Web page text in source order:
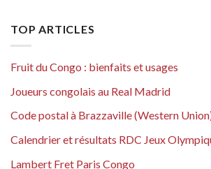
TOP ARTICLES
Fruit du Congo : bienfaits et usages
Joueurs congolais au Real Madrid
Code postal à Brazzaville (Western
Calendrier et résultats RDC Jeux
Lambert Fret Paris Congo